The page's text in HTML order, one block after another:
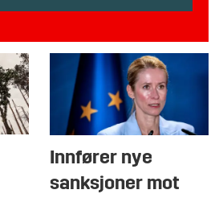
Innfører nye
sanksjoner mot